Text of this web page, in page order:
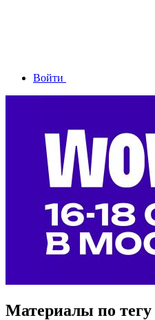
Войти
Материалы по тегу